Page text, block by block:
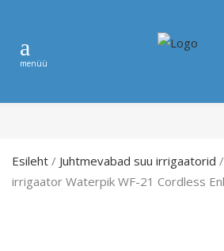
Esileht / Juhtmevabad suu irrigaatorid
irrigaator Waterpik WF-21 Cordless